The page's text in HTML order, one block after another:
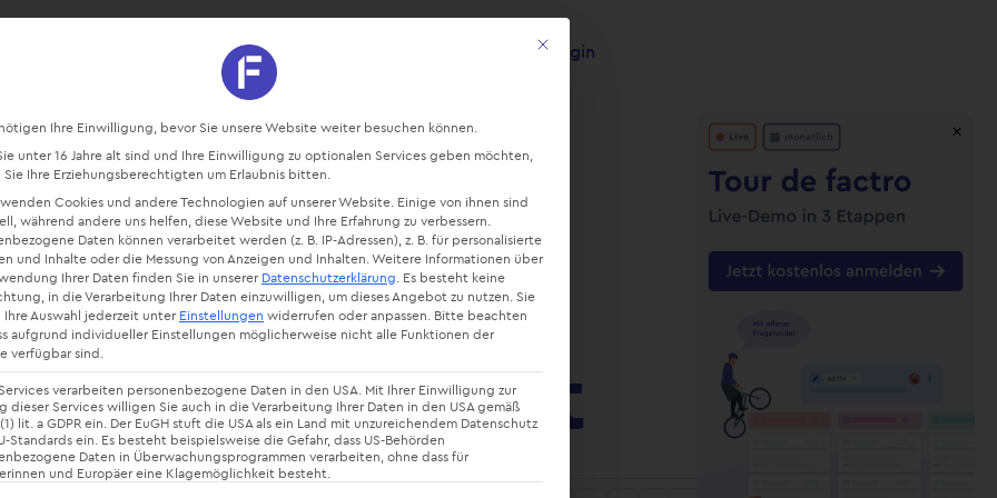
Login
×
Mit diesem Button wird der Dialog geschlossen. Seine Funktionalität ist
Datenschutz-Präferenz
Ihre Einwilligung, bevor Sie unsere Website weiter besuchen können.
unter 16 Jahre alt sind und Ihre Einwilligung zu optionalen Services geben möchten,
Sie Ihre Erziehungsberechtigten um Erlaubnis bitten.
Cookies und andere Technologien auf unserer Website. Einige von ihnen sind
während andere uns helfen, diese Website und Ihre Erfahrung zu verbessern.
Daten können verarbeitet werden (z. B. IP-Adressen), z. B. für personalisierte
und Inhalte oder die Messung von Anzeigen und Inhalten.Weitere Informationen über
Ihrer Daten finden Sie in unserer Datenschutzerklärung. Es besteht keine
in die Verarbeitung Ihrer Daten einzuwilligen, um dieses Angebot zu nutzen.Sie
Ihre Auswahl jederzeit unter Einstellungen widerrufen oder anpassen. Bitte beachten
aufgrund individueller Einstellungen möglicherweise nicht alle Funktionen der
verfügbar sind.
verarbeiten personenbezogene Daten in den USA. Mit Ihrer Einwilligung zur
dieser Services willigen Sie auch in die Verarbeitung Ihrer Daten in den USA gemäß
lit. a GDPR ein. Der EuGH stuft die USA als ein Land mit unzureichendem Datenschutz
Standards ein. Es besteht beispielsweise die Gefahr, dass US-Behörden
Daten in Überwachungsprogrammen verarbeiten, ohne dass für
und Europäer eine Klagemöglichkeit besteht.